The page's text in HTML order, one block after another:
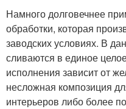
Намного долговечнее
обработки, которая
заводских условиях. В
сливаются в единое
исполнения зависит от
несложная композиция
интерьеров либо более